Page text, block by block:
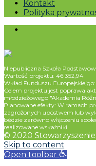
Kontakt
Polityka
Niepubliczna Szkoła
Wartość projektu: 46 352,94
Wkład Funduszu Europejskiejgo:
Celem projektu jest poprawa
młodzieżowego "Akademia
Planowane efekty: W ramach
zagrożonych ubóstwem lub
będzie zarówno włączeniu
realizowane wskaźniki.
© 2020
Skip to content
Open toolbar